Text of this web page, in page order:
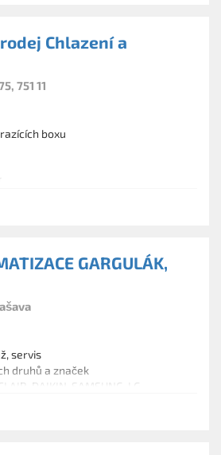
Chlazení a
751 11
boxu
GARGULÁK,
servis
druhů a značek
DAIKIN, SAMSUNG, LG,
a další